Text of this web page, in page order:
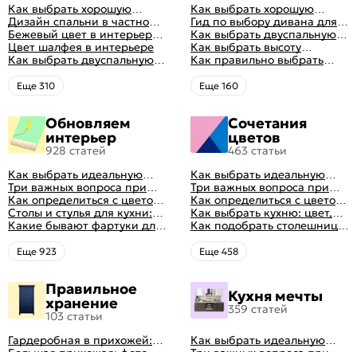
Как выбрать хорошую
кровать для сна
Дизайн спальни в частном
доме: множество идей
оформления идеальных
интерьеров
Бежевый цвет в интерьере
спальни 2024, 40 красивых
интерьеров с фото
Цвет шалфея в интерьере
Как выбрать двуспальную
кровать и матрас
правильно: советы и фото в
интерьере
Eще 310
Как выбрать хорошую
кровать для сна
Гид по выбору дивана для
сна
Как выбрать двуспальную
кровать и матрас
правильно: советы и фото в
интерьере
Как выбрать высоту
матраса
Как правильно выбрать
ортопедический матрас
Eще 160
Обновляем
интерьер
928 статей
Как выбрать идеальную
планировку для кухни
Три важных вопроса при
выборе кухни: готовка,
посуда, комфорт
Как определиться с цветом
кухни: светлые, темные,
яркие
Столы и стулья для кухни:
советы по выбору
Какие бывают фартуки для
кухни: как правильно
выбрать
Eще 923
Сочетания
цветов
463 статьи
Как выбрать идеальную
планировку для кухни
Три важных вопроса при
выборе кухни: готовка,
посуда, комфорт
Как определиться с цветом
кухни: светлые, темные,
яркие
Как выбрать кухню: цвет,
планировка, аксессуары
Как подобрать столешницу
для кухни по цвету
Eще 458
Правильное
хранение
103 статьи
Гардеробная в прихожей:
Кухня мечты
359 статей
Как выбрать идеальную